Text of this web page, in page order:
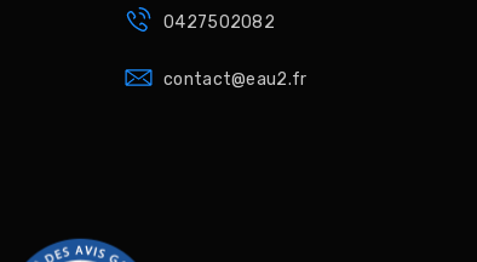
0427502082
contact@eau2.fr